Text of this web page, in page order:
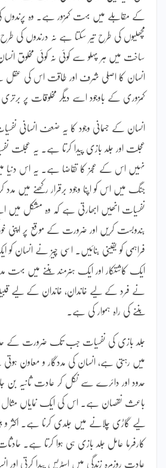
کے مقابلے میں بہت کمزور ہے۔ وہ پرندوں
مچھلیوں کی طرح تیر سکتا ہے نہ درندوں کی
ساخت میں ہر پہلو سے کوئی نہ کوئی مخلوق
انسان کا اصلی شرف اور طاقت اس کی عقل ہے
کمزوری کے باوجود اسے دیگر مخلوقات پر
انسان کے جسمانی وجود کا یہ ضعف انسانی
عجلت اور جلد بازی پیدا کرتا ہے۔ یہ عجلت
نہیں اس کے عجز کا تقاضا ہے۔ یہ اس دنیا
جنگ میں اس کو اپنا وجود برقرار رکھنے میں
نفسیات انھیں ابھارتی ہے کہ وہ مشکل میں
بندوبست کریں اور ضرورت کے موقع پر اپنی
فراہمی کو یقینی بنائیں۔ اسی چیز نے انسان
ایک کاشتکار اور ایک ہنرمند بننے میں بہت
نے فرد کے لیے خاندان، خاندان کے لیے
بننے کی راہ ہموار کی ہے۔
جلد بازی کی نفسیات جب تک ضرورت کے
میں رہتی ہے، انسان کی مددگار و معاون
حدود اور دائرے سے نکل کر عادت ثانیہ بن
باعث نقصان ہے۔ اس کی ایک نمایاں مثال
لیے گاڑی چلانے میں جلدی کرنا ہے۔ اکثر و
کارفرما عامل جلد بازی ہی ہوا کرتا ہے۔
عادت روزمرہ زندگی میں اسٹریس پیدا کرتی اور